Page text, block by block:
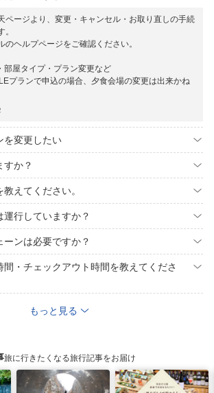
ページより、変更・キャンセル・お取り直しの手続
のヘルプページをご確認ください。
屋タイプ・プラン変更など
プランで申込の場合、夕食会場の変更は出来かね
を変更したい
すか？
えてください。
運行していますか？
ーンは必要ですか？
間・チェックアウト時間を教えてくださ
もっと見る
旅に行きたくなる旅行記事をお届け